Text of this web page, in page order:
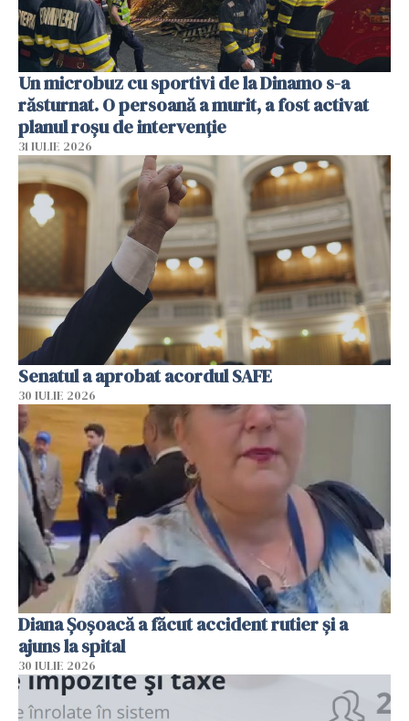
Un microbuz cu sportivi de la Dinamo s-a
răsturnat. O persoană a murit, a fost activat
planul roșu de intervenție
31 IULIE 2026
Senatul a aprobat acordul SAFE
30 IULIE 2026
Diana Șoșoacă a făcut accident rutier și a
ajuns la spital
30 IULIE 2026